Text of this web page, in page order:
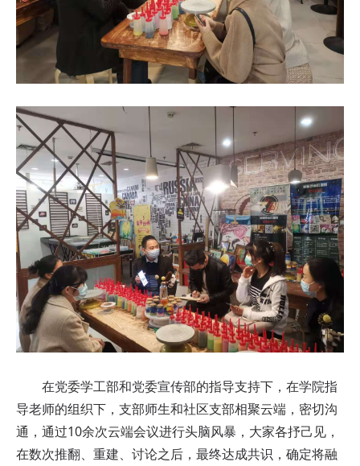
在党委学工部和党委宣传部的指导支持下，在学院指
导老师的组织下，支部师生和社区支部相聚云端，密切沟
通，通过10余次云端会议进行头脑风暴，大家各抒己见，
在数次推翻、重建、讨论之后，最终达成共识，确定将融